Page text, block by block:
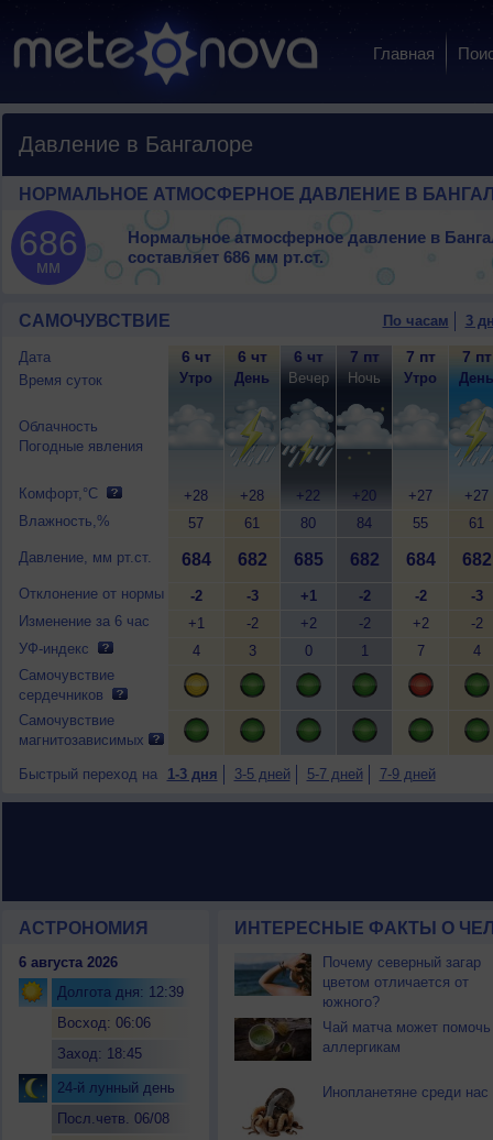
Главная
Давление в Бангалоре
НОРМАЛЬНОЕ АТМОСФЕРНОЕ ДАВЛЕНИЕ В
686
мм
Нормальное атмосферное давление в
составляет 686 мм рт.ст.
САМОЧУВСТВИЕ По часам 3
Дата
Время суток
Облачность
Погодные явления
Комфорт,°C
Влажность,%
Давление, мм рт.ст.
Отклонение от нормы
Изменение за 6 час
УФ-индекс
Самочувствие
сердечников
Самочувствие
магнитозависимых
6 чт
Утро
+28
57
684
-2
+1
4
6 чт
День
+28
61
682
-3
-2
3
6 чт
Вечер
+22
80
685
+1
+2
0
7 пт
Ночь
+20
84
682
-2
-2
1
7 пт
Утро
+27
55
684
-2
+2
7
7 пт
День
+27
61
682
-3
-2
4
Быстрый переход на 1-3 дня 3-5 дней 5-7 дней 7-9 дней
АСТРОНОМИЯ
6 августа 2026
Долгота дня: 12:39
Восход: 06:06
Заход: 18:45
24-й лунный день
Посл.четв. 06/08
ИНТЕРЕСНЫЕ ФАКТЫ О
Почему северный загар
цветом отличается от
южного?
Чай матча может помочь
аллергикам
Инопланетяне среди нас